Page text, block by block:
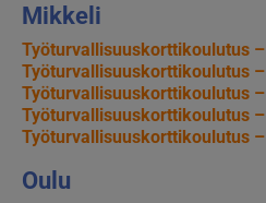
Mikkeli
Työturvallisuuskorttikoulutus –
Työturvallisuuskorttikoulutus –
Työturvallisuuskorttikoulutus –
Työturvallisuuskorttikoulutus –
Työturvallisuuskorttikoulutus –
Oulu